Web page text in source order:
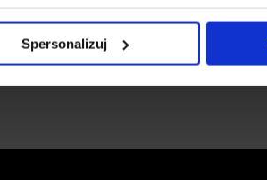
Spersonalizuj
18259-22348